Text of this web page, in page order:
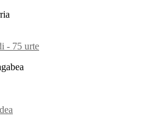
- 75 urte